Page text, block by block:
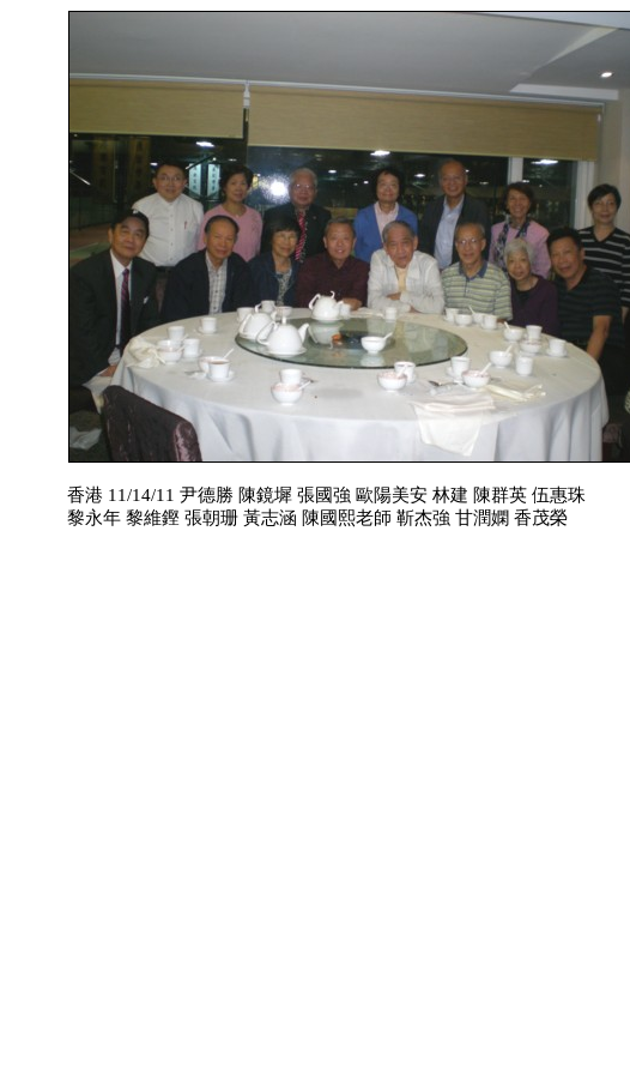
香港 11/14/11 尹德勝 陳鏡墀 張國強 歐陽美安 林建 陳群英 伍惠珠
黎永年 黎維鏗 張朝珊 黃志涵 陳國熙老師 靳杰強 甘潤嫻 香茂榮